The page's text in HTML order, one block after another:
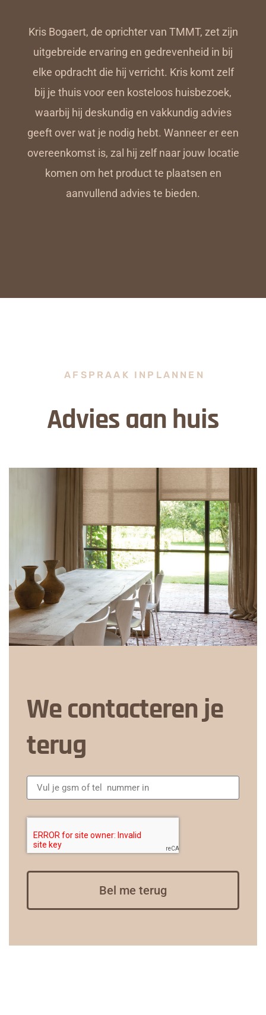
Kris Bogaert, de oprichter van TMMT, zet zijn
uitgebreide ervaring en gedrevenheid in bij
elke opdracht die hij verricht. Kris komt zelf
bij je thuis voor een kosteloos huisbezoek,
waarbij hij deskundig en vakkundig advies
geeft over wat je nodig hebt. Wanneer er een
overeenkomst is, zal hij zelf naar jouw locatie
komen om het product te plaatsen en
aanvullend advies te bieden.
AFSPRAAK INPLANNEN
Advies aan huis
We contacteren je
terug
Bel me terug